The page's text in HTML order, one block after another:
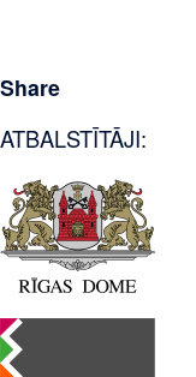
Share
ATBALSTĪTĀJI: